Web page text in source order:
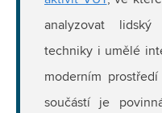
analyzovat
techniky i umělé
moderním
součástí je